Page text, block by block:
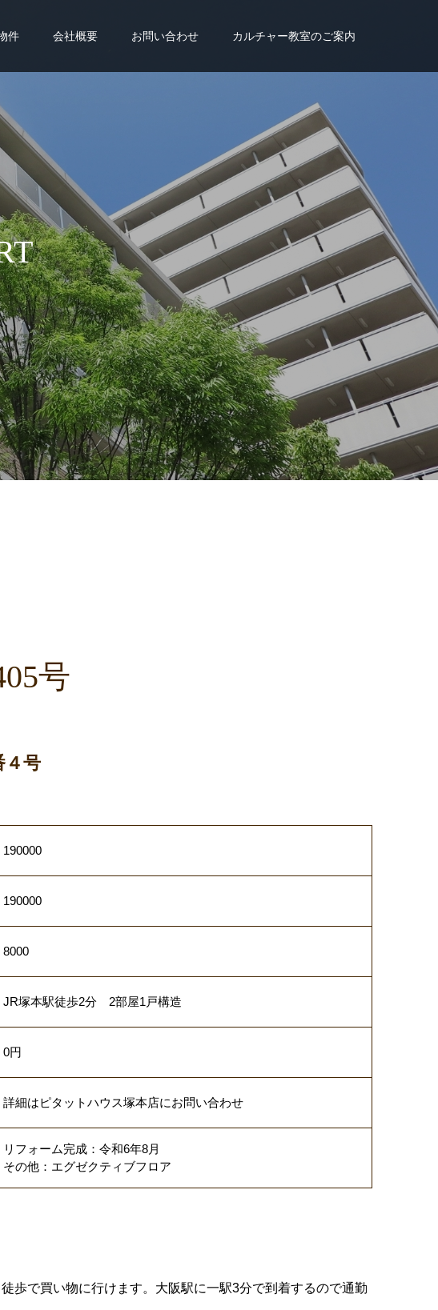
件 会社概要 お問い合わせ カルチャー教室のご案内
TY
号
４号
190000
190000
8000
JR塚本駅徒歩2分 2部屋1戸構造
0円
詳細はピタットハウス塚本店にお問い合わせ
リフォーム完成：令和6年8月
その他：エグゼクティブフロア
歩で買い物に行けます。大阪駅に一駅3分で到着するので通勤